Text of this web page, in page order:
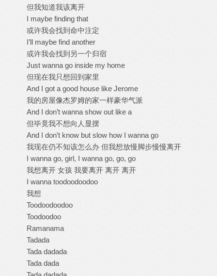
但我知道我该离开
I maybe finding that
或许我会找到命中注定
I’ll maybe find another
或许我会找到另一个归宿
Just wanna go inside my home
但现在我只想回到家里
And I got a good house like Jerome
我的房屋像杰罗姆的家一样豪华气派
And I don’t wanna show out like a
但毕竟我不想向人显摆
And I don’t know but slow how I wanna go
我现在仍不知该怎么办 但我想放慢脚步慢慢离开
I wanna go, girl, I wanna go, go, go
我想离开 女孩 我要离开 离开 离开
I wanna toodoodoodoo
我想
Toodoodoodoo
Toodoodoo
Ramanama
Tadada
Tada dadada
Tada dada